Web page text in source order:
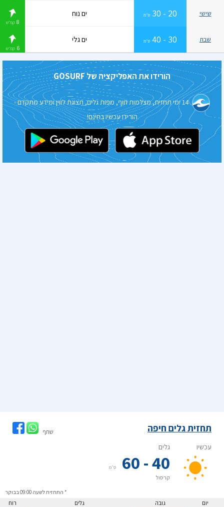
שישי 20 - 30 ס״מ ים נוח
8 קמ״ש
שבת 30 - 40 ס״מ ים גלי
6 קמ״ש
הורידו את האפליקציה שלGOSURF
14 ימי תחזית, מצלמות חוף, מפות גלים, תצוגת לווין ומידע מתקדם -
הורידו עכשיו בחינם!
תחזית גלים חיפה שתף
* התחזית לשעה 09:00 בבוקר
יום גובה גלים רוח